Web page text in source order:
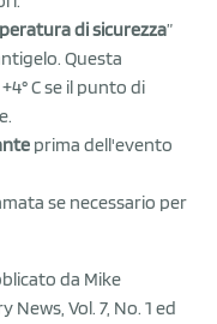
di sicurezza”
Questa
C se il punto di
prima dell'evento
se necessario per
da Mike
Vol. 7, No. 1 ed